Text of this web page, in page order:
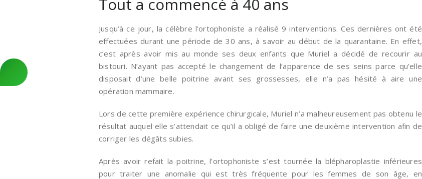
Tout a commencé à 40 ans
Jusqu’à ce jour, la célèbre l’ortophoniste a réalisé 9 interventions. Ces dernières ont été
effectuées durant une période de 30 ans, à savoir au début de la quarantaine. En effet,
c’est après avoir mis au monde ses deux enfants que Muriel a décidé de recourir au
bistouri. N’ayant pas accepté le changement de l’apparence de ses seins parce qu’elle
disposait d’une belle poitrine avant ses grossesses, elle n’a pas hésité à aire une
opération mammaire.
Lors de cette première expérience chirurgicale, Muriel n’a malheureusement pas obtenu le
résultat auquel elle s’attendait ce qu’il a obligé de faire une deuxième intervention afin de
corriger les dégâts subies.
Après avoir refait la poitrine, l’ortophoniste s’est tournée la blépharoplastie inférieures
pour traiter une anomalie qui est très fréquente pour les femmes de son âge, en